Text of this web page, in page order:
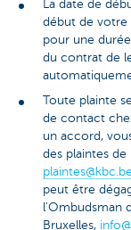
La date de
début de votre
pour une
du contrat de
Toute plainte
de contact
un accord,
des plaintes de
plaintes@kbc.be
peut être
l'Ombudsman
Bruxelles,